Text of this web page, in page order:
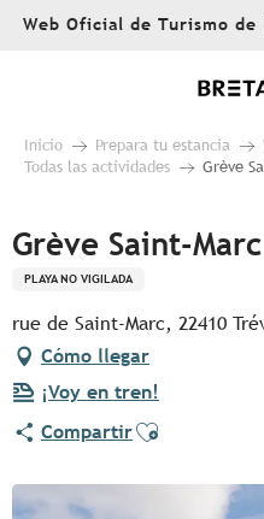
AllerWeb Oficial de Turismo de
Inicio Prepara tu estancia
Todas las actividades
Grève
Grève Saint-Marc
PLAYA NO VIGILADA
rue de Saint-Marc, 22410
Cómo llegar
¡Voy en tren!
CompartirAjouter aux